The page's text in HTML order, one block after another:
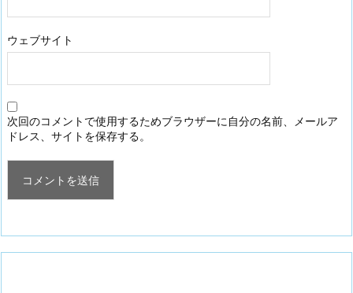
ウェブサイト
次回のコメントで使用するためブラウザーに自分の名前、メールア
ドレス、サイトを保存する。